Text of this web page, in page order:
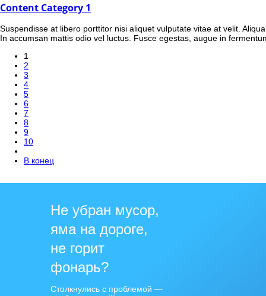
Content Category 1
Suspendisse at libero porttitor nisi aliquet vulputate vitae at velit.
In accumsan mattis odio vel luctus. Fusce egestas, augue in
1
2
3
4
5
6
7
8
9
10
В конец
Не убран мусор,
яма на дороге,
не горит
фонарь?
Столкнулись с проблемой —